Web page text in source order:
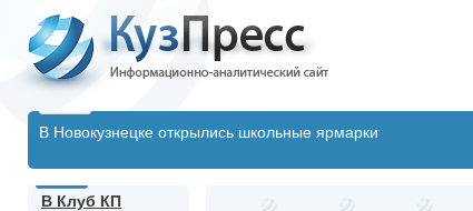
В Новокузнецке открылись школьные ярмарки
В Клуб КП